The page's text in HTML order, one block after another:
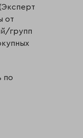
от
групп
по